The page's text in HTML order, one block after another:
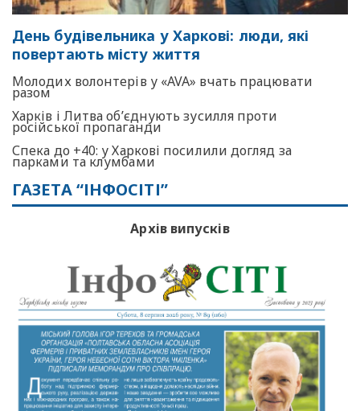
День будівельника у Харкові: люди, які
повертають місту життя
Молодих волонтерів у «AVA» вчать працювати
разом
Харків і Литва об’єднують зусилля проти
російської пропаганди
Спека до +40: у Харкові посилили догляд за
парками та клумбами
ГАЗЕТА “ІНФОСІТІ”
Архів випусків